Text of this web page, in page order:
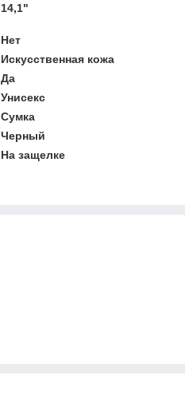
14,1"
Нет
Искусственная кожа
Да
Унисекс
Сумка
Черный
На защелке